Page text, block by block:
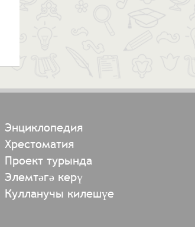
Энциклопедия
Хрестоматия
Проект турында
Элемтәгә керү
Кулланучы килешүе